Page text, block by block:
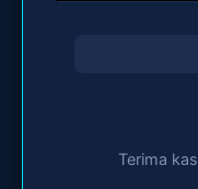
Terima